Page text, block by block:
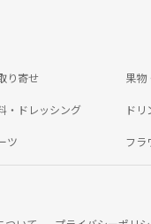
り寄せ 果物
・ドレッシング ドリ
ツ フラ